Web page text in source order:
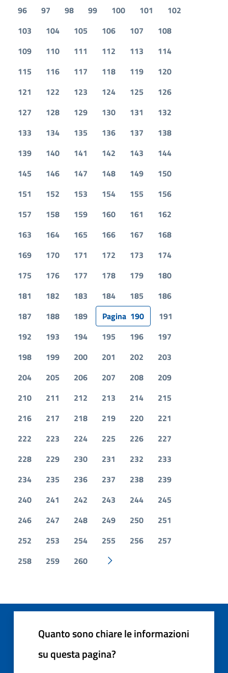
96
97 98 99 100 101
102
103
104 105 106 107
108
109
110 111 112 113
114
115
116 117 118 119
120
121
122 123 124 125
126
127
128 129 130 131
132
133
134 135 136 137
138
139
140 141 142 143
144
145
146 147 148 149
150
151
152 153 154 155
156
157
158 159 160 161
162
163
164 165 166 167
168
169
170 171 172 173
174
175
176 177 178 179
180
181
182 183 184 185
186
187
188 189 Pagina 190
191
192
193 194 195 196
197
198
199 200 201 202
203
204
205 206 207 208
209
210
211 212 213 214
215
216
217 218 219 220
221
222
223 224 225 226
227
228
229 230 231 232
233
234
235 236 237 238
239
240
241 242 243 244
245
246
247 248 249 250
251
252
253 254 255 256
257
258
259 260 Pagina successiva
Quanto sono chiare le informazioni
su questa pagina?